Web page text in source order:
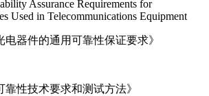
Assurance Requirements for
Used in Telecommunications Equipment
电器件的通用可靠性保证要求》
靠性技术要求和测试方法》